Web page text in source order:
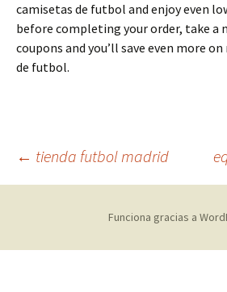
camisetas de futbol and enjoy even
before completing your order, take a
coupons and you’ll save even more
de futbol.
Navegación
← tienda futbol madrid
Funciona gracias a